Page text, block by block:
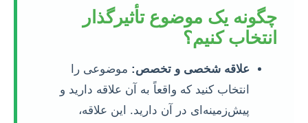
چگونه یک موضوع تأثیرگذار
انتخاب کنیم؟
علاقه شخصی و تخصص: موضوعی را
انتخاب کنید که واقعاً به آن علاقه دارید و
پیش‌زمینه‌ای در آن دارید. این علاقه،